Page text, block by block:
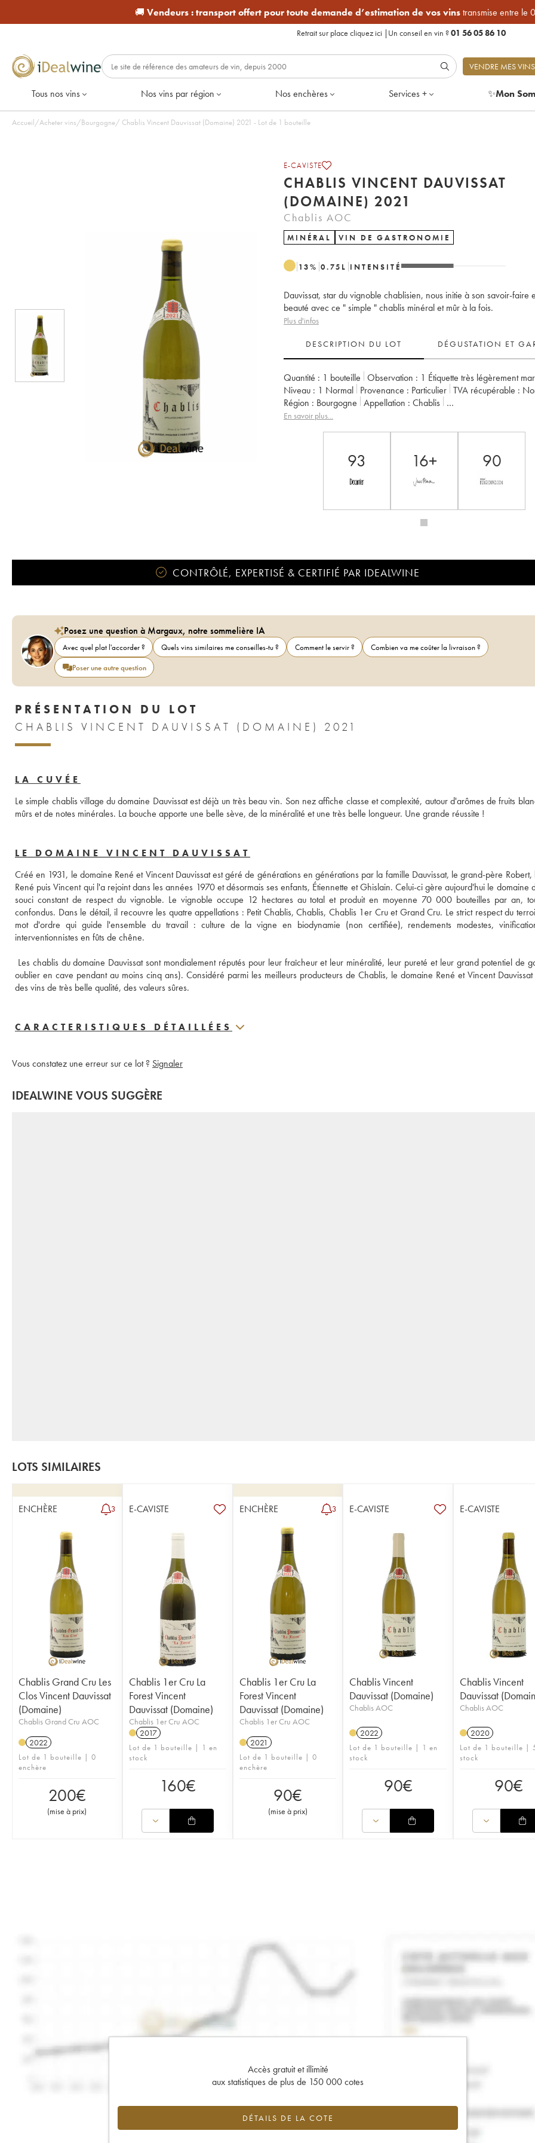
🚚 Vendeurs :transport offert pour toute demande d’estimation de vos vinstransmise entre le
Retrait sur place cliquez ici | Un conseil en vin ?01 56 05 86 10
VENDRE MES VINS
Tous nos vins Nos vins par région Nos enchères Services + ✨Mon
Accueil/Acheter vins/Bourgogne/ Chablis Vincent Dauvissat (Domaine) 2021 - Lot de 1 bouteille
E-CAVISTE
CHABLIS VINCENT DAUVISSAT
(DOMAINE) 2021
Chablis AOC
MINÉRAL VIN DE GASTRONOMIE
13% 0.75 L INTENSITÉ
Dauvissat, star du vignoble chablisien, nous initie à son savoir-faire
beauté avec ce " simple " chablis minéral et mûr à la fois.
Plus d'infos
DESCRIPTION DU LOT DÉGUSTATION ET
Quantité : 1 bouteille Observation : 1 Étiquette très légèrement
Niveau : 1 Normal Provenance : particulier TVA récupérable :
Région :
Bourgogne Appellation :
Chablis
Propriétaire :
En savoir plus...
93 16+ 90
CONTRÔLÉ, EXPERTISÉ & CERTIFIÉ PAR IDEALWINE
Posez une question à Margaux, notre sommelière IA
Avec quel plat l'accorder ? Quels vins similaires me conseilles-tu ? Comment le servir ?
Combien va me coûter la livraison ?
Poser une autre question
PRÉSENTATION DU LOT
CHABLIS VINCENT DAUVISSAT (DOMAINE) 2021
LA CUVÉE
Le simple chablis village du domaine Dauvissat est déjà un très beau vin. Son nez affiche classe et complexité, autour d'arômes de fruits
mûrs et de notes minérales. La bouche apporte une belle sève, de la minéralité et une très belle longueur. Une grande réussite !
LE DOMAINE VINCENT DAUVISSAT
Créé en 1931, le domaine René et Vincent Dauvissat est géré de générations en générations par la famille Dauvissat, le grand-père Robert,
René puis Vincent qui l'a rejoint dans les années 1970 et désormais ses enfants, Étiennette et Ghislain. Celui-ci gère aujourd'hui le domaine
souci constant de respect du vignoble. Le vignoble occupe 12 hectares au total et produit en moyenne 70 000 bouteilles par an,
confondus. Dans le détail, il recouvre les quatre appellations : Petit Chablis, Chablis, Chablis 1er Cru et Grand Cru. Le strict respect du
mot d'ordre qui guide l'ensemble du travail : culture de la vigne en biodynamie (non certifiée), rendements modestes,
interventionnistes en fûts de chêne.
Les chablis du domaine Dauvissat sont mondialement réputés pour leur fraîcheur et leur minéralité, leur pureté et leur grand potentiel de
oublier en cave pendant au moins cinq ans). Considéré parmi les meilleurs producteurs de Chablis, le domaine René et Vincent
des vins de très belle qualité, des valeurs sûres.
CARACTERISTIQUES DÉTAILLÉES
Vous constatez une erreur sur ce lot ? Signaler
IDEALWINE VOUS SUGGÈRE
LOTS SIMILAIRES
ENCHÈRE 3
Chablis Grand Cru Les
Clos Vincent Dauvissat
(Domaine)
Chablis Grand Cru AOC
2022
Lot de 1 bouteille | 0
enchère
200€
(mise à prix)
E-CAVISTE
Chablis 1er Cru La
Forest Vincent
Dauvissat (Domaine)
Chablis 1er Cru AOC
2017
Lot de 1 bouteille | 1 en
stock
160€
ENCHÈRE 3
Chablis 1er Cru La
Forest Vincent
Dauvissat (Domaine)
Chablis 1er Cru AOC
2021
Lot de 1 bouteille | 0
enchère
90€
(mise à prix)
E-CAVISTE
Chablis Vincent
Dauvissat (Domaine)
Chablis AOC
2022
Lot de 1 bouteille | 1 en
stock
90€
E-CAVISTE
Chablis Vincent
Dauvissat
Chablis AOC
2020
Lot de 1 bouteille |
stock
90€
Accès gratuit et illimité
aux statistiques de plus de 150 000 cotes
DÉTAILS DE LA COTE